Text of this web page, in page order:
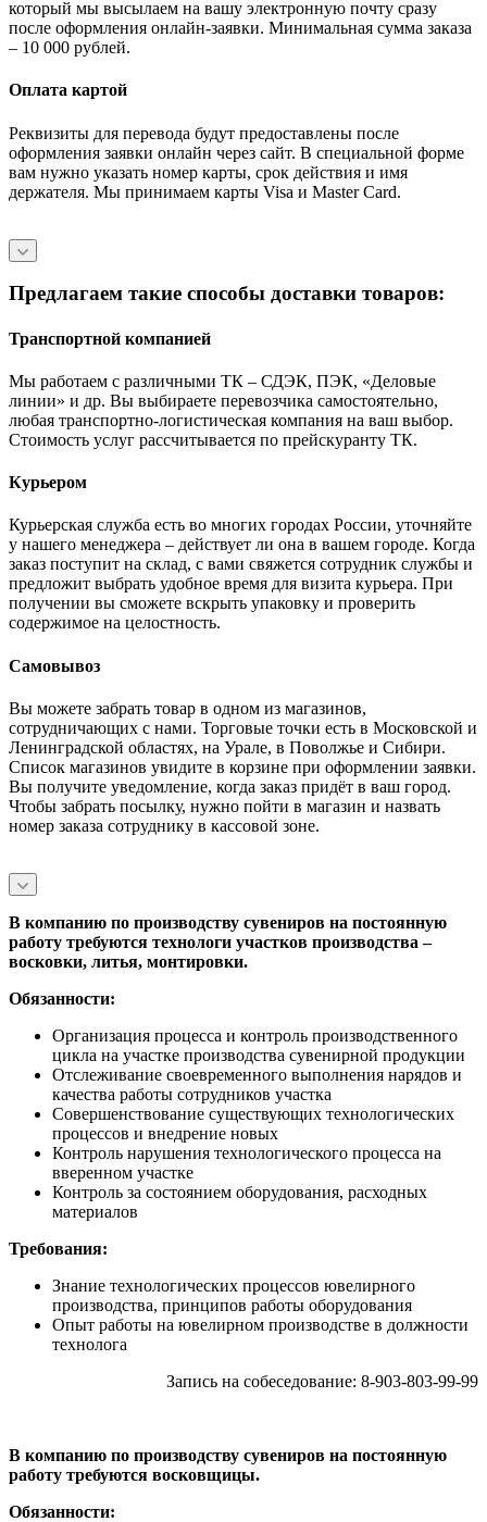
который мы высылаем на вашу электронную почту сразу
после оформления онлайн-заявки. Минимальная сумма заказа
– 10 000 рублей.
Оплата картой
Реквизиты для перевода будут предоставлены после
оформления заявки онлайн через сайт. В специальной форме
вам нужно указать номер карты, срок действия и имя
держателя. Мы принимаем карты Visa и Master Card.
Предлагаем такие способы доставки товаров:
Транспортной компанией
Мы работаем с различными ТК – СДЭК, ПЭК, «Деловые
линии» и др. Вы выбираете перевозчика самостоятельно,
любая транспортно-логистическая компания на ваш выбор.
Cтоимость услуг рассчитывается по прейскуранту ТК.
Курьером
Курьерская служба есть во многих городах России, уточняйте
у нашего менеджера – действует ли она в вашем городе. Когда
заказ поступит на склад, с вами свяжется сотрудник службы и
предложит выбрать удобное время для визита курьера. При
получении вы сможете вскрыть упаковку и проверить
содержимое на целостность.
Самовывоз
Вы можете забрать товар в одном из магазинов,
сотрудничающих с нами. Торговые точки есть в Московской и
Ленинградской областях, на Урале, в Поволжье и Сибири.
Список магазинов увидите в корзине при оформлении заявки.
Вы получите уведомление, когда заказ придёт в ваш город.
Чтобы забрать посылку, нужно пойти в магазин и назвать
номер заказа сотруднику в кассовой зоне.
В компанию по производству сувениров на постоянную
работу требуются технологи участков производства –
восковки, литья, монтировки.
Обязанности:
Организация процесса и контроль производственного
цикла на участке производства сувенирной продукции
Отслеживание своевременного выполнения нарядов и
качества работы сотрудников участка
Совершенствование существующих технологических
процессов и внедрение новых
Контроль нарушения технологического процесса на
вверенном участке
Контроль за состоянием оборудования, расходных
материалов
Требования:
Знание технологических процессов ювелирного
производства, принципов работы оборудования
Опыт работы на ювелирном производстве в должности
технолога
Запись на собеседование: 8-903-803-99-99
В компанию по производству сувениров на постоянную
работу требуются восковщицы.
Обязанности: